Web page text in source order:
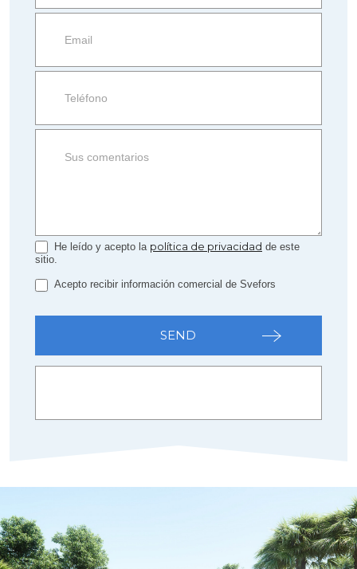
information
Property
side
Form
He leído y acepto la política de privacidad de este
sitio.
Acepto recibir información comercial de Svefors
SEND